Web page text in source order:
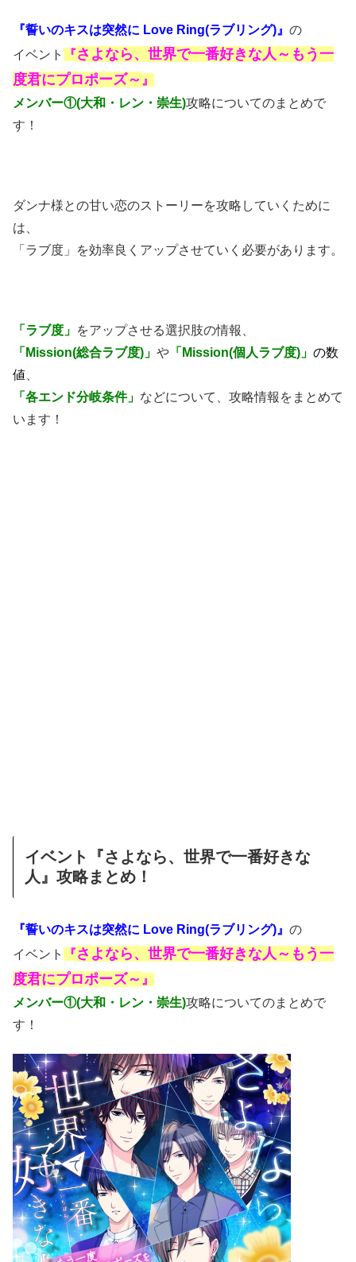
『誓いのキスは突然に Love Ring(ラブリング)』 の
イベント
『さよなら、世界で一番好きな人～もう一
度君にプロポーズ～ 』
メンバー①(大和・レン・崇生)攻略についてのまとめで
す！
ダンナ様との甘い恋のストーリーを攻略していくために
は、
「ラブ度」を効率良くアップさせていく必要があります。
「ラブ度」 をアップさせる選択肢の情報、
「Mission(総合ラブ度)」 や 「Mission(個人ラブ度)」 の数
値
「各エンド分岐条件」 などについて、攻略情報をまとめて
います！
イベント『さよなら、世界で一番好きな
人』攻略まとめ！
『誓いのキスは突然に Love Ring(ラブリング)』 の
イベント
『さよなら、世界で一番好きな人～もう一
度君にプロポーズ～ 』
メンバー①(大和・レン・崇生)攻略についてのまとめで
す！